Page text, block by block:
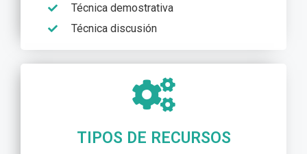
Técnica demostrativa
Técnica discusión
TIPOS DE RECURSOS